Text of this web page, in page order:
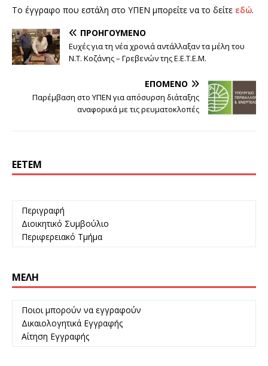
Το έγγραφο που εστάλη στο ΥΠΕΝ μπορείτε να το δείτε εδώ.
ΠΡΟΗΓΟΎΜΕΝΟ
Ευχές για τη νέα χρονιά αντάλλαξαν τα μέλη του
Ν.Τ. Κοζάνης – Γρεβενών της Ε.Ε.Τ.Ε.Μ.
ΕΠΌΜΕΝΟ
Παρέμβαση στο ΥΠΕΝ για απόσυρση διάταξης
αναφορικά με τις ρευματοκλοπές
ΕΕΤΕΜ
Περιγραφή
Διοικητικό Συμβούλιο
Περιφερειακό Τμήμα
ΜΈΛΗ
Ποιοι μπορούν να εγγραφούν
Δικαιολογητικά Εγγραφής
Αίτηση Εγγραφής